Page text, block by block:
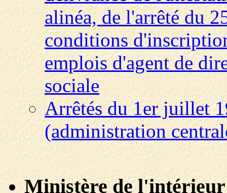
alinéa, de l'arrêté du
conditions
emplois d'agent de
sociale
Arrêtés du 1er juillet
(administration
Ministère de l'intérieur